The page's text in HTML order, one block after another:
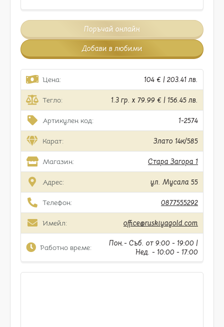
Поръчай онлайн
Добави в любими
Цена: 104 € | 203.41 лв.
Тегло: 1.3 гр. x 79.99 € | 156.45 лв.
Артикулен код: 1-2574
Карат: Злато 14к/585
Магазин: Стара Загора 1
Адрес: ул. Мусала 55
Телефон: 0877555292
Имейл: office@ruskiyagold.com
Работно време:
Пон.- Съб. от 9:00 - 19:00 |
Нед. - 10:00 - 17:00